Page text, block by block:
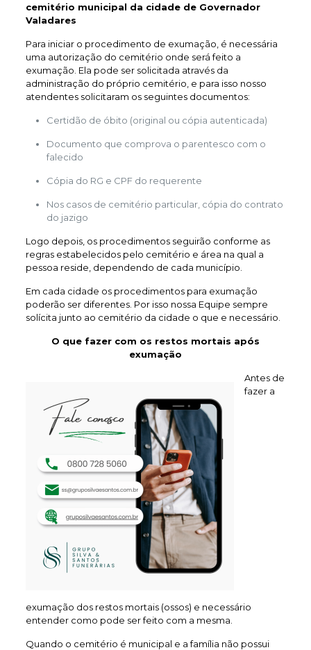
cemitério municipal da cidade de Governador
Valadares
Para iniciar o procedimento de exumação, é necessária
uma autorização do cemitério onde será feito a
exumação. Ela pode ser solicitada através da
administração do próprio cemitério, e para isso nosso
atendentes solicitaram os seguintes documentos:
Certidão de óbito (original ou cópia autenticada)
Documento que comprova o parentesco com o
falecido
Cópia do RG e CPF do requerente
Nos casos de cemitério particular, cópia do contrato
do jazigo
Logo depois, os procedimentos seguirão conforme as
regras estabelecidos pelo cemitério e área na qual a
pessoa reside, dependendo de cada município.
Em cada cidade os procedimentos para exumação
poderão ser diferentes. Por isso nossa Equipe sempre
solícita junto ao cemitério da cidade o que e necessário.
O que fazer com os restos mortais após
exumação
Antes de
fazer a
exumação dos restos mortais (ossos) e necessário
entender como pode ser feito com a mesma.
Quando o cemitério é municipal e a família não possui